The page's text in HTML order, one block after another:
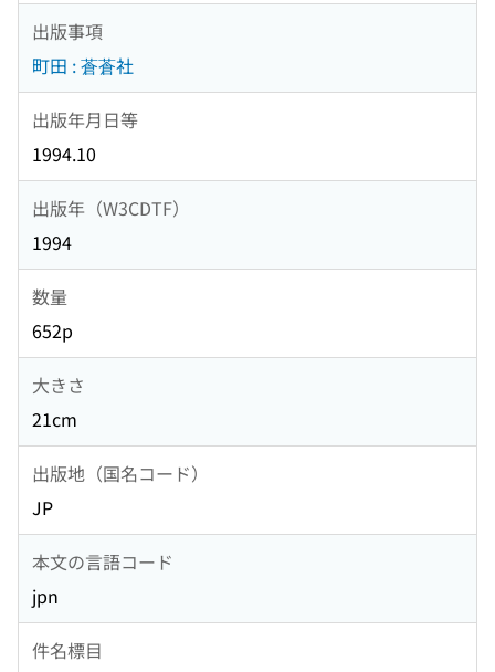
出版事項
町田 : 蒼蒼社
出版年月日等
1994.10
出版年（W3CDTF）
1994
数量
652p
大きさ
21cm
出版地（国名コード）
JP
本文の言語コード
jpn
件名標目